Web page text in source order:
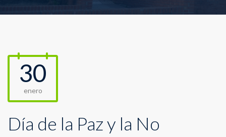
30
enero
Día de la Paz y la No